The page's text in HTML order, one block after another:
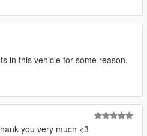
in this vehicle for some reason,
you very much <3